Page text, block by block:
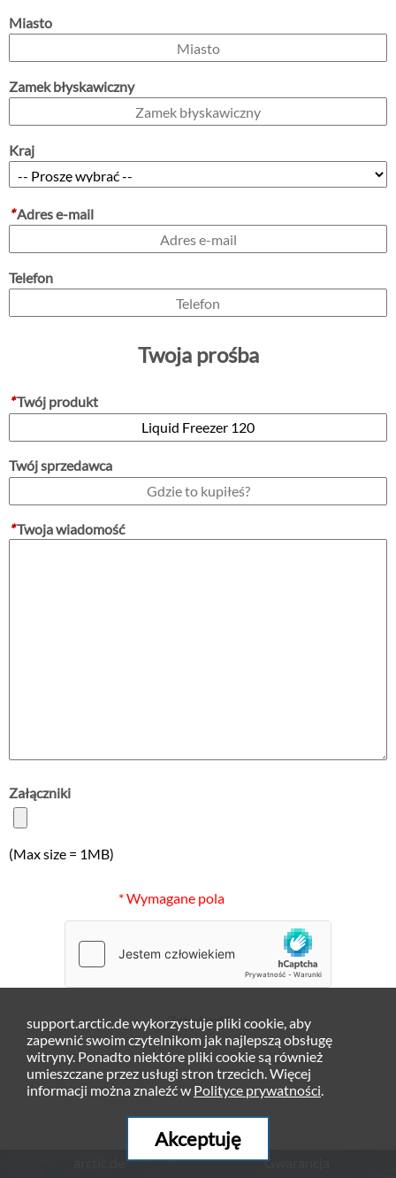
Miasto
Zamek błyskawiczny
Kraj
*Adres e-mail
Telefon
Twoja prośba
*Twój produkt
Twój sprzedawca
*Twoja wiadomość
Załączniki
(Max size = 1MB)
* Wymagane pola
Zatwierdź
Gwarancja
support.arctic.de wykorzystuje pliki cookie, aby
zapewnić swoim czytelnikom jak najlepszą obsługę
witryny. Ponadto niektóre pliki cookie są również
umieszczane przez usługi stron trzecich. Więcej
informacji można znaleźć w Polityce prywatności.
Akceptuję